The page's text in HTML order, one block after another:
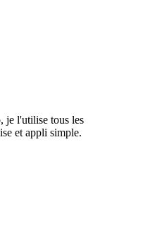
je l'utilise tous les
et appli simple.